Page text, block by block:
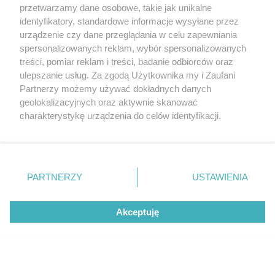
Tak zwiększysz
wchłanianie żelaza z
diety. Te połączenia
produktów
pomagają przy
anemii
Prostsze plecy i
mniej bólu w 6
tygodni. Te
ćwiczenia
pomagają
zmniejszyć wdowi
garb
Skóra swędzi tylko
sygnał może
wskazywać na
chorobę, która długo
nie daje objawów
REDAKTOR NACZELNA
POLECA
przetwarzamy dane osobowe, takie jak unikalne
identyfikatory, standardowe informacje wysyłane przez
urządzenie czy dane przeglądania w celu zapewniania
spersonalizowanych reklam, wybór spersonalizowanych
treści, pomiar reklam i treści, badanie odbiorców oraz
ulepszanie usług. Za zgodą Użytkownika my i Zaufani
Partnerzy możemy używać dokładnych danych
geolokalizacyjnych oraz aktywnie skanować
charakterystykę urządzenia do celów identyfikacji.
zmienić/wycofać klikając przycisk ustawień prywatności
znajdujący się w lewym dolnym rogu strony
rodzaje przetwarzania danych nie wymagają zgody
użytkownika, ale masz prawo sprzeciwić się takiemu
przetwarzaniu. Preferencje będą miały zastosowanie tylko
PARTNERZY USTAWIENIA
Akceptuję